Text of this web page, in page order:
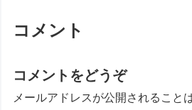
コメント
コメントをどうぞ
メールアドレスが公開されること